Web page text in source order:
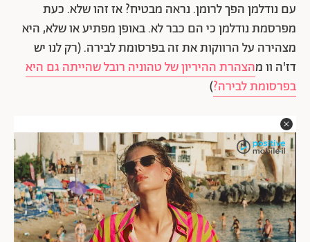
עם נודלמן הפך לרומן. נראה מבטיח? אז זהו שלא. כעת
מפרסמת נודלמן כי הם כבר לא. באופן מפתיע או שלא, היא
מצהירה על הרווקות את זה בפרסומת לבירה. (רק לנו יש
דז'ה וו מהצהרת ההיריון של טהוניה רובל שהייתה גם היא
בפרסומת לבירה?)